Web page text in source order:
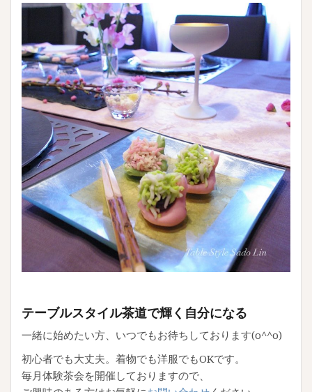
テーブルスタイル茶道で輝く自分になる
一緒に始めたい方、いつでもお待ちしております(o^^o)
初心者でも大丈夫。着物でも洋服でもOKです。
毎月体験茶会を開催しておりますので、